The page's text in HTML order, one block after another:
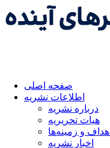
صفحه اصلی
اطلاعات نشریه
درباره نشریه
هیات تحریریه
اهداف و زمینه‌ها
اخبار نشریه